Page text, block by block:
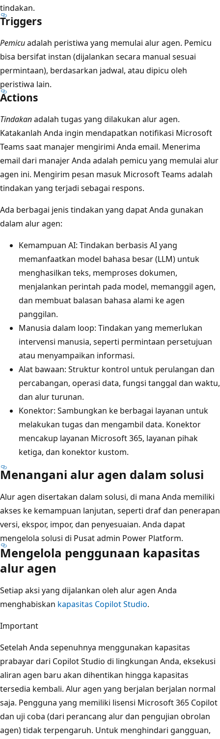
tindakan.
Triggers
Pemicuadalah peristiwa yang memulai alur agen. Pemicu
bisa bersifat instan (dijalankan secara manual sesuai
permintaan), berdasarkan jadwal, atau dipicu oleh
peristiwa lain.
Actions
Tindakanadalah tugas yang dilakukan alur agen.
Katakanlah Anda ingin mendapatkan notifikasi Microsoft
Teams saat manajer mengirimi Anda email. Menerima
email dari manajer Anda adalah pemicu yang memulai alur
agen ini. Mengirim pesan masuk Microsoft Teams adalah
tindakan yang terjadi sebagai respons.
Ada berbagai jenis tindakan yang dapat Anda gunakan
dalam alur agen:
Kemampuan AI: Tindakan berbasis AI yang
memanfaatkan model bahasa besar (LLM) untuk
menghasilkan teks, memproses dokumen,
menjalankan perintah pada model, memanggil agen,
dan membuat balasan bahasa alami ke agen
panggilan.
Manusia dalam loop: Tindakan yang memerlukan
intervensi manusia, seperti permintaan persetujuan
atau menyampaikan informasi.
Alat bawaan: Struktur kontrol untuk perulangan dan
percabangan, operasi data, fungsi tanggal dan waktu,
dan alur turunan.
Konektor: Sambungkan ke berbagai layanan untuk
melakukan tugas dan mengambil data. Konektor
mencakup layanan Microsoft 365, layanan pihak
ketiga, dan konektor kustom.
Menangani alur agen dalam solusi
Alur agen disertakan dalam solusi, di mana Anda memiliki
akses ke kemampuan lanjutan, seperti draf dan penerapan
versi, ekspor, impor, dan penyesuaian. Anda dapat
mengelola solusi di Pusat admin Power Platform.
Mengelola penggunaan kapasitas
alur agen
Setiap aksi yang dijalankan oleh alur agen Anda
menghabiskan kapasitas Copilot Studio.
Important
Setelah Anda sepenuhnya menggunakan kapasitas
prabayar dari Copilot Studio di lingkungan Anda, eksekusi
aliran agen baru akan dihentikan hingga kapasitas
tersedia kembali. Alur agen yang berjalan berjalan normal
saja. Pengguna yang memiliki lisensi Microsoft 365 Copilot
dan uji coba (dari perancang alur dan pengujian obrolan
agen) tidak terpengaruh. Untuk menghindari gangguan,